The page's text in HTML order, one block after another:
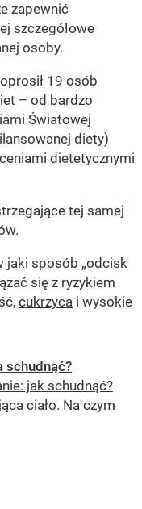
zapewnić
szczegółowe
osoby.
19 osób
– od bardzo
Światowej
diety)
dietetycznymi
tej samej
jaki sposób „odcisk
się z ryzykiem
cukrzyca i wysokie
schudnąć?
jak schudnąć?
ciało. Na czym